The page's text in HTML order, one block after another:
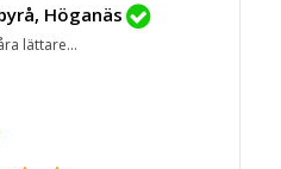
Höganäs
lättare...